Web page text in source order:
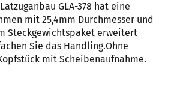
GLA-378 hat eine
mit 25,4mm Durchmesser und
Steckgewichtspaket erweitert
Sie das Handling.Ohne
mit Scheibenaufnahme.